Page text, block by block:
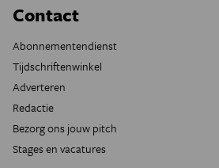
Contact
Abonnementendienst
Tijdschriftenwinkel
Adverteren
Redactie
Bezorg ons jouw pitch
Stages en vacatures